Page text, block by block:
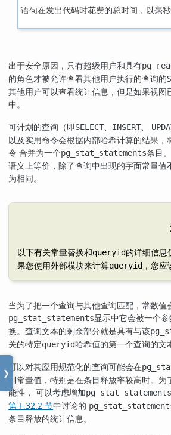
❯
语句在发出代码时花费的总时间，以毫
出于安全原因，只有超级用户和具有
的角色才被允许查看其他用户执行的查询的
其他用户可以查看统计信息，但是如果视图
中。
可计划的查询（即SELECT、 INSERT、
以及实用命令会根据内部哈希计算的结果，
令 合并为一个pg_stat_statements条目
语义上等价，除了查询中出现的字面常量值
为相同。
以下有关常量替换和queryid的详细信息
果您使用外部模块来计算queryid ，您
当为了把一个查询与其他查询匹配，常数值
pg_stat_statements显示中它会被一个
换。查询文本的剩余部分就是具有与该
关的特定queryid哈希值的第一个查询的文
可以对其应用规范化的查询可能会在
到常量值，特别是在条目释放率较高时。
能性， 可以考虑增加
第 F.32.2 节中讨论的
条目释放的统计信息。